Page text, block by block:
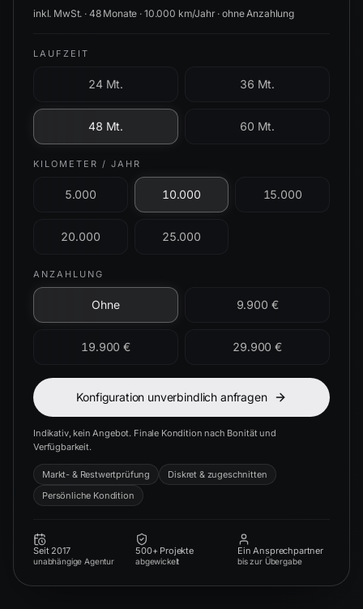
inkl. MwSt. · 48Monate · 10.000 km/Jahr · ohne Anzahlung
LAUFZEIT
24 Mt. 36 Mt.
48 Mt. 60 Mt.
KILOMETER / JAHR
5.000 10.000 15.000
20.000 25.000
ANZAHLUNG
Ohne 9.900 €
19.900 € 29.900 €
Konfiguration unverbindlich anfragen
Indikativ, kein Angebot. Finale Kondition nach Bonität und
Verfügbarkeit.
Markt- & Restwertprüfung
Diskret & zugeschnitten
Persönliche Kondition
Seit 2017
unabhängige Agentur
500+ Projekte
abgewickelt
Ein Ansprechpartner
bis zur Übergabe